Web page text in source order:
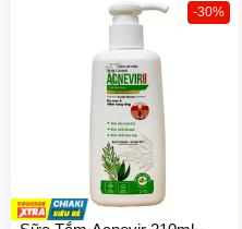
-30%